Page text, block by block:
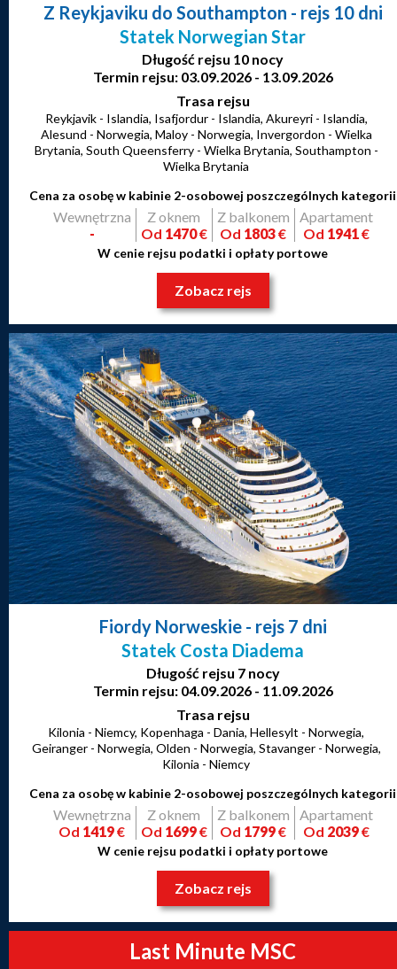
Z Reykjaviku do Southampton - rejs 10 dni
Statek Norwegian Star
Długość rejsu 10 nocy
Termin rejsu: 03.09.2026 - 13.09.2026
Trasa rejsu
Reykjavik - Islandia, Isafjordur - Islandia, Akureyri - Islandia,
Alesund - Norwegia, Maloy - Norwegia, Invergordon - Wielka
Brytania, South Queensferry - Wielka Brytania, Southampton -
Wielka Brytania
Cena za osobę w kabinie 2-osobowej poszczególnych kategorii
Wewnętrzna
-
Z oknem
Od 1470€
Z balkonem
Od 1803€
Apartament
Od 1941€
W cenie rejsu podatki i opłaty portowe
Zobacz rejs
Fiordy Norweskie- rejs 7 dni
Statek Costa Diadema
Długość rejsu 7 nocy
Termin rejsu: 04.09.2026 - 11.09.2026
Trasa rejsu
Kilonia - Niemcy, Kopenhaga - Dania, Hellesylt - Norwegia,
Geiranger - Norwegia, Olden - Norwegia, Stavanger - Norwegia,
Kilonia - Niemcy
Cena za osobę w kabinie 2-osobowej poszczególnych kategorii
Wewnętrzna
Od 1419€
Z oknem
Od 1699€
Z balkonem
Od 1799€
Apartament
Od 2039€
W cenie rejsu podatki i opłaty portowe
Zobacz rejs
Last Minute MSC